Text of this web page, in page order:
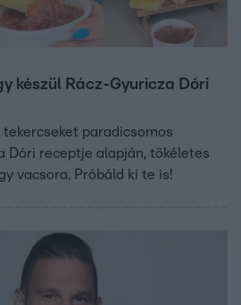
készül Rácz-Gyuricza Dóri
paradicsomos
Dóri receptje alapján, tökéletes
vacsora. Próbáld ki te is!